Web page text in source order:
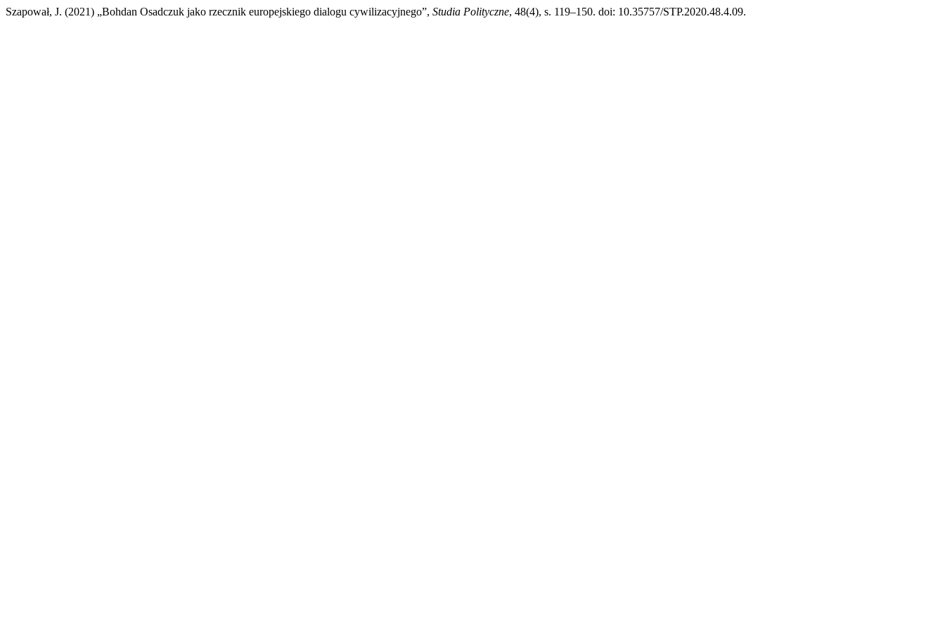
Szapował, J. (2021) „Bohdan Osadczuk jako rzecznik europejskiego dialogu cywilizacyjnego”, Studia Polityczne, 48(4), s. 119–150. doi: 10.35757/STP.2020.48.4.09.